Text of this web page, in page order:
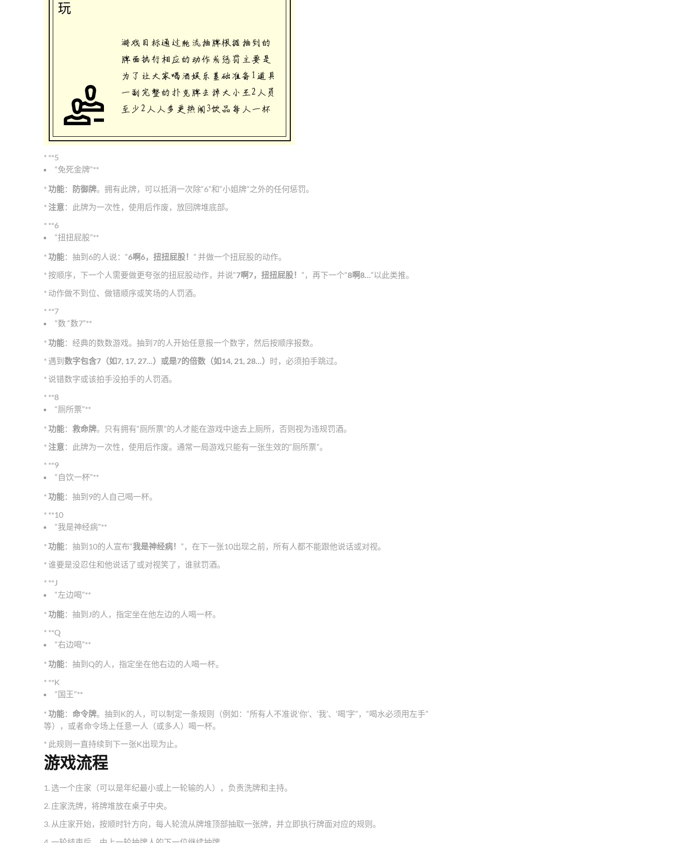
* **5
“免死金牌”**
*功能： 防御牌。拥有此牌，可以抵消一次除“6”和“小姐牌”之外的任何惩罚。
* 注意：此牌为一次性，使用后作废，放回牌堆底部。
* **6
“扭扭屁股”**
*功能：抽到6的人说：“6啊6，扭扭屁股！ ” 并做一个扭屁股的动作。
* 按顺序，下一个人需要做更夸张的扭屁股动作，并说“7啊7，扭扭屁股！ ”，再下一个“8啊8…”以此类推。
* 动作做不到位、做错顺序或笑场的人罚酒。
* **7
“数 “数7”**
*功能：经典的数数游戏。抽到7的人开始任意报一个数字，然后按顺序报数。
* 遇到数字包含7（如7, 17, 27...）或是7的倍数（如14, 21, 28...） 时，必须拍手跳过。
* 说错数字或该拍手没拍手的人罚酒。
* **8
“厕所票”**
*功能： 救命牌。只有拥有“厕所票”的人才能在游戏中途去上厕所，否则视为违规罚酒。
* 注意：此牌为一次性，使用后作废。通常一局游戏只能有一张生效的“厕所票”。
* **9
“自饮一杯”**
*功能：抽到9的人自己喝一杯。
* **10
“我是神经病”**
*功能：抽到10的人宣布“我是神经病！ ”，在下一张10出现之前，所有人都不能跟他说话或对视。
* 谁要是没忍住和他说话了或对视笑了，谁就罚酒。
* **J
“左边喝”**
*功能：抽到J的人，指定坐在他左边的人喝一杯。
* **Q
“右边喝”**
*功能：抽到Q的人，指定坐在他右边的人喝一杯。
* **K
“国王”**
*功能： 命令牌。抽到K的人，可以制定一条规则（例如：“所有人不准说‘你’、‘我’、‘喝’字”，“喝水必须用左手”
等），或者命令场上任意一人（或多人）喝一杯。
* 此规则一直持续到下一张K出现为止。
游戏流程
1. 选一个庄家（可以是年纪最小或上一轮输的人），负责洗牌和主持。
2. 庄家洗牌，将牌堆放在桌子中央。
3. 从庄家开始，按顺时针方向，每人轮流从牌堆顶部抽取一张牌，并立即执行牌面对应的规则。